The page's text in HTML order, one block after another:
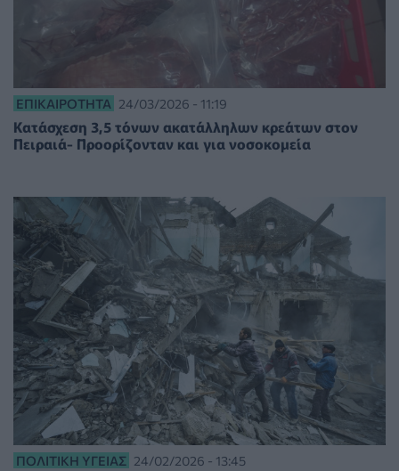
ΕΠΙΚΑΙΡΌΤΗΤΑ 24/03/2026 - 11:19
Kατάσχεση 3,5 τόνων ακατάλληλων κρεάτων στον
Πειραιά- Προορίζονταν και για νοσοκομεία
ΠΟΛΙΤΙΚΉ ΥΓΕΊΑΣ 24/02/2026 - 13:45